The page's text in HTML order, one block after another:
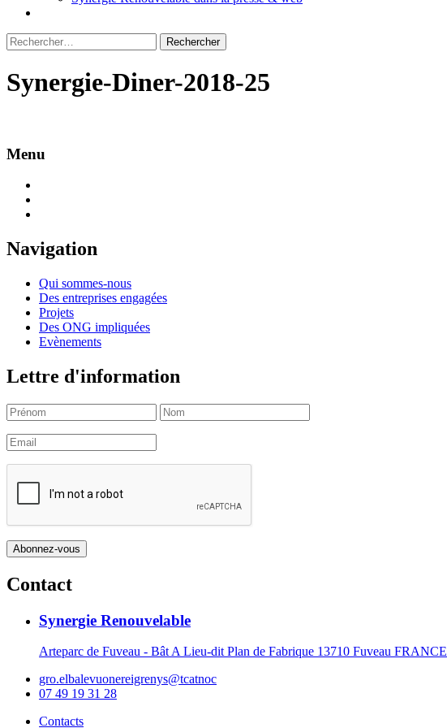
Rechercher :
Synergie-Diner-2018-25
Menu
Navigation
Qui sommes-nous
Des entreprises engagées
Projets
Des ONG impliquées
Evènements
Lettre d'information
Contact
Synergie Renouvelable
Arteparc de Fuveau - Bât A Lieu-dit Plan de Fabrique 13710 Fuveau FRANCE
gro.elbalevuonereigrenys@tcatnoc
07 49 19 31 28
Contacts